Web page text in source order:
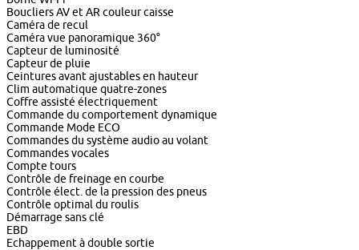
Boucliers AV et AR couleur caisse
Caméra de recul
Caméra vue panoramique 360°
Capteur de luminosité
Capteur de pluie
Ceintures avant ajustables en hauteur
Clim automatique quatre-zones
Coffre assisté électriquement
Commande du comportement dynamique
Commande Mode ECO
Commandes du système audio au volant
Commandes vocales
Compte tours
Contrôle de freinage en courbe
Contrôle élect. de la pression des pneus
Contrôle optimal du roulis
Démarrage sans clé
EBD
Echappement à double sortie